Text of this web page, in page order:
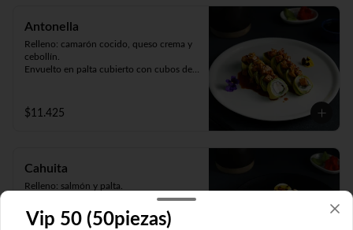
Antonella
Relleno: camarón cocido, queso crema y
cebollín.
Envuelto en palta cubierto con cubos de
$11.425
Cahuita
Relleno: salmón y palta.
Envuelto en queso crema gratinado y
sirope de maracuyá (9piezas).
Vip 50 (50piezas)